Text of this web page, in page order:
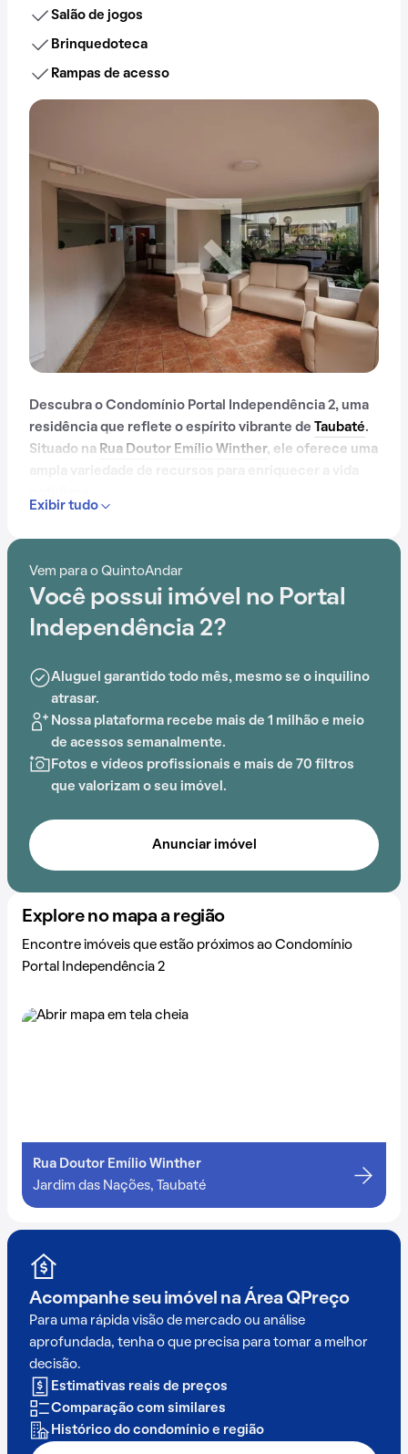
Salão de jogos
Brinquedoteca
Rampas de acesso
Descubra o Condomínio Portal Independência 2, uma
residência que reflete o espírito vibrante de
Taubaté.
Situado na Rua Doutor Emílio Winther, ele oferece uma
Com portaria 24 horas, elevador, academia, salão de
o Condomínio Portal Independência 2 é ideal para
quem busca conforto e entretenimento.
Exibir tudo
Vem para o QuintoAndar
Você possui imóvel no Portal
Independência 2?
Aluguel garantido todo mês, mesmo se o inquilino
atrasar.
Nossa plataforma recebe mais de 1 milhão e meio
de acessos semanalmente.
Fotos e vídeos profissionais e mais de 70 filtros
que valorizam o seu imóvel.
Anunciar imóvel
Explore no mapa a região
Encontre imóveis que estão próximos ao Condomínio
Portal Independência 2
Rua Doutor Emílio Winther
Jardim das Nações, Taubaté
Acompanhe seu imóvel na Área QPreço
Para uma rápida visão de mercado ou análise
aprofundada, tenha o que precisa para tomar a melhor
decisão.
Estimativas reais de preços
Comparação com similares
Histórico do condomínio e região